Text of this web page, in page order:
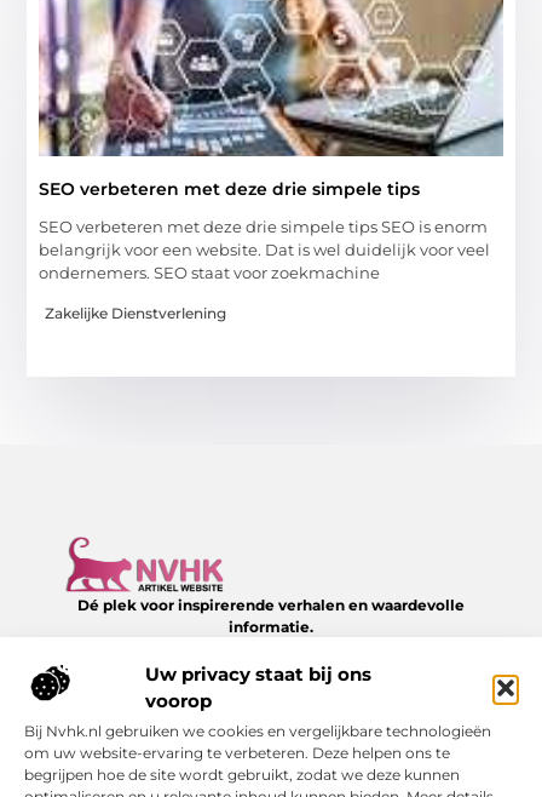
Uw privacy staat bij ons
voorop
Bij Nvhk.nl gebruiken we cookies en vergelijkbare technologieën
om uw website-ervaring te verbeteren. Deze helpen ons te
begrijpen hoe de site wordt gebruikt, zodat we deze kunnen
SEO verbeteren met deze drie simpele tips
SEO verbeteren met deze drie simpele tips SEO is enorm
belangrijk voor een website. Dat is wel duidelijk voor veel
ondernemers. SEO staat voor zoekmachine
Zakelijke Dienstverlening
Dé plek voor inspirerende verhalen en waardevolle
informatie.
dagelijks leven – van slimme tips tot verrassende inzichten,
Onze informatie